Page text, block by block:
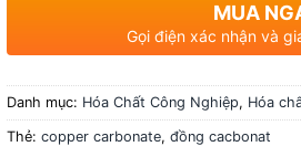
MUA
Gọi điện xác nhận và
Danh mục: Hóa Chất Công Nghiệp, Hóa
Thẻ: copper carbonate, đồng cacbonat